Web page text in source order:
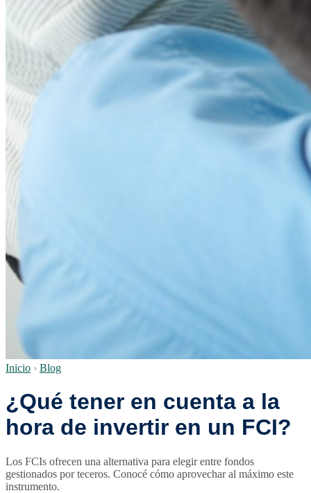
Inicio › Blog
¿Qué tener en cuenta a la
hora de invertir en un FCI?
Los FCIs ofrecen una alternativa para elegir entre fondos
gestionados por teceros. Conocé cómo aprovechar al máximo este
instrumento.